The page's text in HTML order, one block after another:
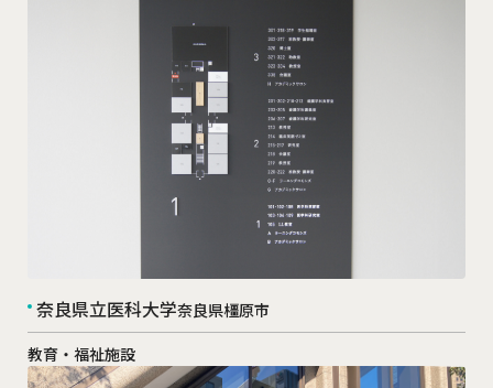
奈良県立医科大学奈良県橿原市
教育・福祉施設